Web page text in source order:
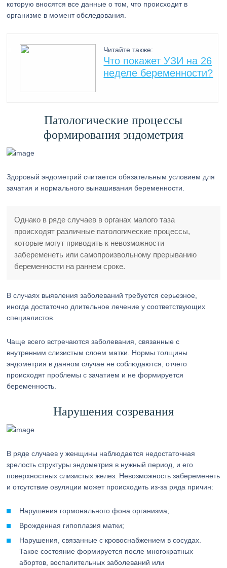
которую вносятся все данные о том, что происходит в
организме в момент обследования.
Читайте также:
Что покажет УЗИ на 26
неделе беременности?
Патологические процессы
формирования эндометрия
Здоровый эндометрий считается обязательным условием для
зачатия и нормального вынашивания беременности.
Однако в ряде случаев в органах малого таза
происходят различные патологические процессы,
которые могут приводить к невозможности
забеременеть или самопроизвольному прерыванию
беременности на раннем сроке.
В случаях выявления заболеваний требуется серьезное,
иногда достаточно длительное лечение у соответствующих
специалистов.
Чаще всего встречаются заболевания, связанные с
внутренним слизистым слоем матки. Нормы толщины
эндометрия в данном случае не соблюдаются, отчего
происходят проблемы с зачатием и не формируется
беременность.
Нарушения созревания
В ряде случаев у женщины наблюдается недостаточная
зрелость структуры эндометрия в нужный период, и его
поверхностных слизистых желез. Невозможность забеременеть
и отсутствие овуляции может происходить из-за ряда причин:
Нарушения гормонального фона организма;
Врожденная гипоплазия матки;
Нарушения, связанные с кровоснабжением в сосудах.
Такое состояние формируется после многократных
абортов, воспалительных заболеваний или